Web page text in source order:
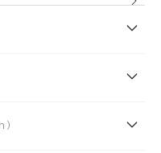
( Freischwinger flach )